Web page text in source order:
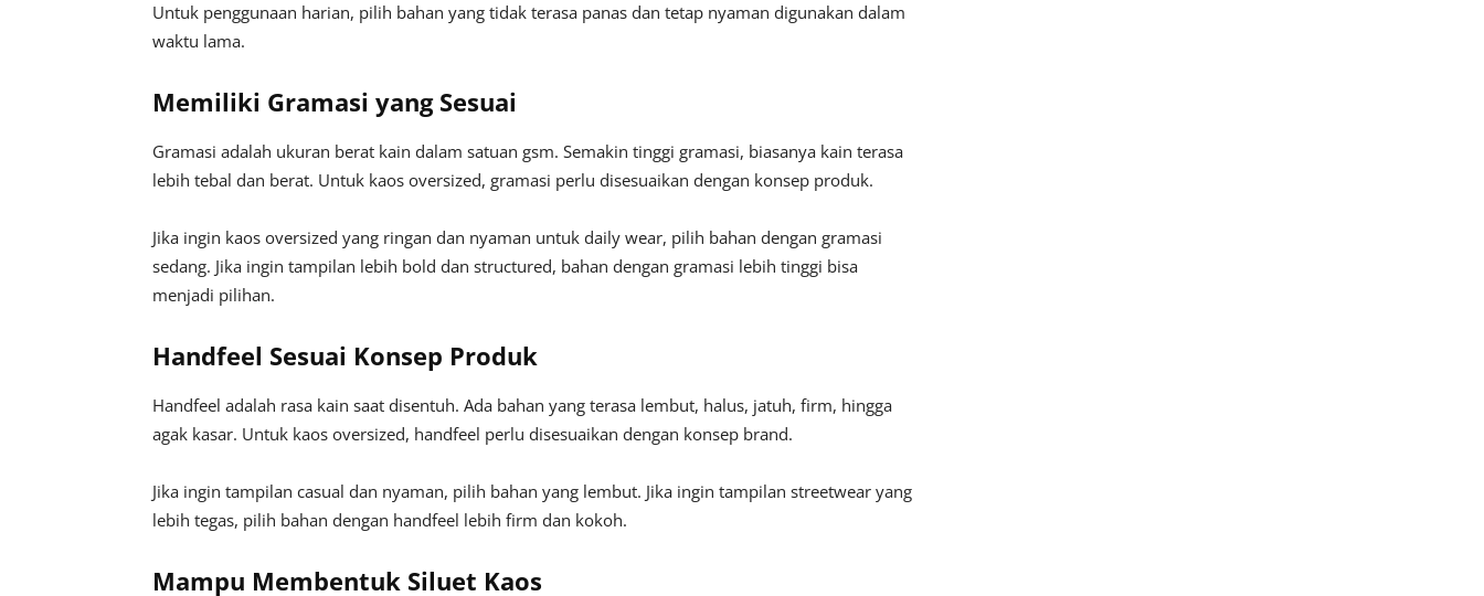
Untuk penggunaan harian, pilih bahan yang tidak terasa panas dan tetap nyaman digunakan dalam
waktu lama.
Memiliki Gramasi yang Sesuai
Gramasi adalah ukuran berat kain dalam satuan gsm. Semakin tinggi gramasi, biasanya kain terasa
lebih tebal dan berat. Untuk kaos oversized, gramasi perlu disesuaikan dengan konsep produk.
Jika ingin kaos oversized yang ringan dan nyaman untuk daily wear, pilih bahan dengan gramasi
sedang. Jika ingin tampilan lebih bold dan structured, bahan dengan gramasi lebih tinggi bisa
menjadi pilihan.
Handfeel Sesuai Konsep Produk
Handfeel adalah rasa kain saat disentuh. Ada bahan yang terasa lembut, halus, jatuh, firm, hingga
agak kasar. Untuk kaos oversized, handfeel perlu disesuaikan dengan konsep brand.
Jika ingin tampilan casual dan nyaman, pilih bahan yang lembut. Jika ingin tampilan streetwear yang
lebih tegas, pilih bahan dengan handfeel lebih firm dan kokoh.
Mampu Membentuk Siluet Kaos